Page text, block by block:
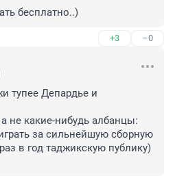
бесплатно..)
+3 –0
тупее Депардье и
не какие-нибудь албанцы:
за сильнейшую сборную
в год таджикскую публику)